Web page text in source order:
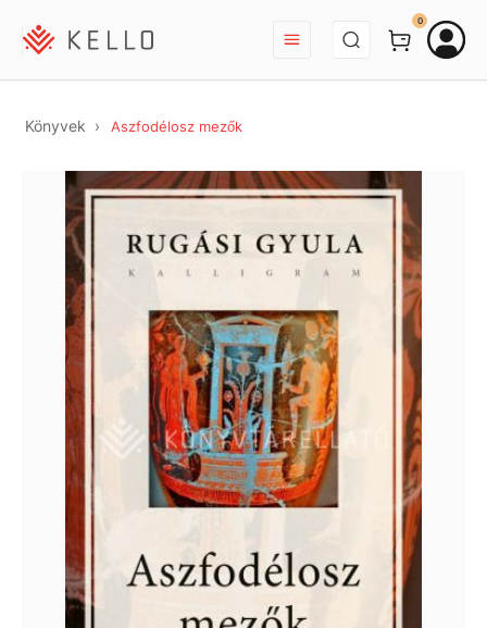
BEJELENTKEZÉS
0
Könyvek Aszfodélosz mezők